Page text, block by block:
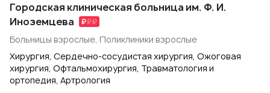
Городская клиническая больница им. Ф. И.
Иноземцева
Больницы взрослые, Поликлиники взрослые
Хирургия, Сердечно-сосудистая хирургия, Ожоговая
хирургия, Офтальмохирургия, Травматология и
ортопедия, Артрология